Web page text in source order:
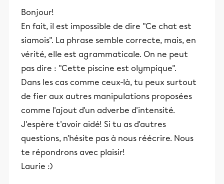
Bonjour!
En fait, il est impossible de dire "Ce chat est
siamois". La phrase semble correcte, mais, en
vérité, elle est agrammaticale. On ne peut
pas dire : "Cette piscine est olympique".
Dans les cas comme ceux-là, tu peux surtout
de fier aux autres manipulations proposées
comme l'ajout d'un adverbe d'intensité.
J'espère t'avoir aidé! Si tu as d'autres
questions, n'hésite pas à nous réécrire. Nous
te répondrons avec plaisir!
Laurie :)